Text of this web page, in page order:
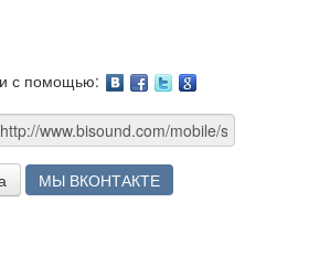
с помощью:
МЫ ВКОНТАКТЕ